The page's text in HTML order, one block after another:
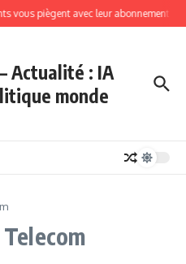
vous piègent avec leur abonnement
Actualité : IA
monde